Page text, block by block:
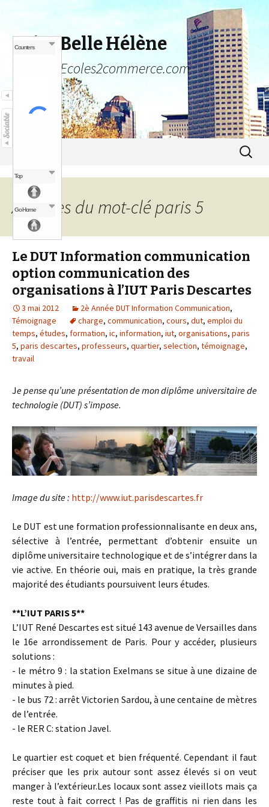
Poire Belle Hélène
Un blog Ecoles2commerce.com
pour :
Archives du mot-clé paris 5
Le DUT Information communication
option communication des
organisations à l’IUT Paris Descartes
3 mai 2012 2è Année DUT Information Communication,
Témoignage
charge, communication, cours, dut, emploi du
temps, études, formation, ic, information, iut, organisations, paris
5, paris descartes, professeurs, quartier, selection, témoignage,
travail
Je pense qu’une présentation de mon diplôme universitaire de
technologie (DUT) s’impose.
Image du site : http://www.iut.parisdescartes.fr
Le DUT est une formation professionnalisante en deux ans,
sélective à l’entrée, permettant d’obtenir ensuite un
diplôme universitaire technologique et de s’intégrer dans la
vie active. En théorie oui, mais en pratique, la très grande
majorité des étudiants poursuivent leurs études.
**L’IUT PARIS 5**
L’IUT René Descartes est situé 143 avenue de Versailles dans
le 16e arrondissement de Paris. Pour y accéder, plusieurs
solutions :
- le métro 9 : la station Exelmans se situe à une dizaine de
minutes à pied.
- le bus 72 : arrêt Victorien Sardou, à une centaine de mètres
de l’entrée.
- le RER C: station Javel.
Le quartier est coquet et bien fréquenté. Cependant il faut
préciser que les prix autour sont assez élevés si on veut
manger à l’extérieur.Les locaux sont assez vieillots mais ça
reste tout à fait correct ! Pas de graffitis ni rien dans les
Counters
Top
Go Home